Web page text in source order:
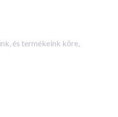
és termékeink köre,